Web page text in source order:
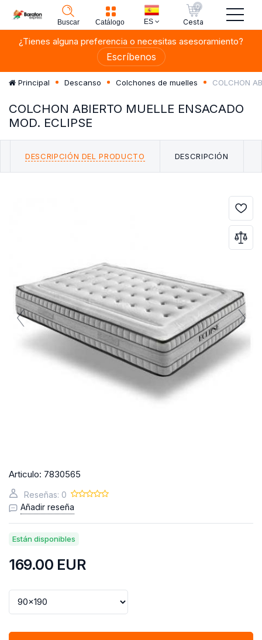
Buscar Catálogo ES
0
Cesta
¿Tienes alguna preferencia o necesitas asesoramiento?
Escríbenos
Principal Descanso Colchones de muelles COLCHON
COLCHON ABIERTO MUELLE ENSACADO
MOD. ECLIPSE
DESCRIPCIÓN DEL PRODUCTO DESCRIPCIÓN
Articulo: 7830565
Reseñas: 0
Añadir reseña
Están disponibles
169.00 EUR